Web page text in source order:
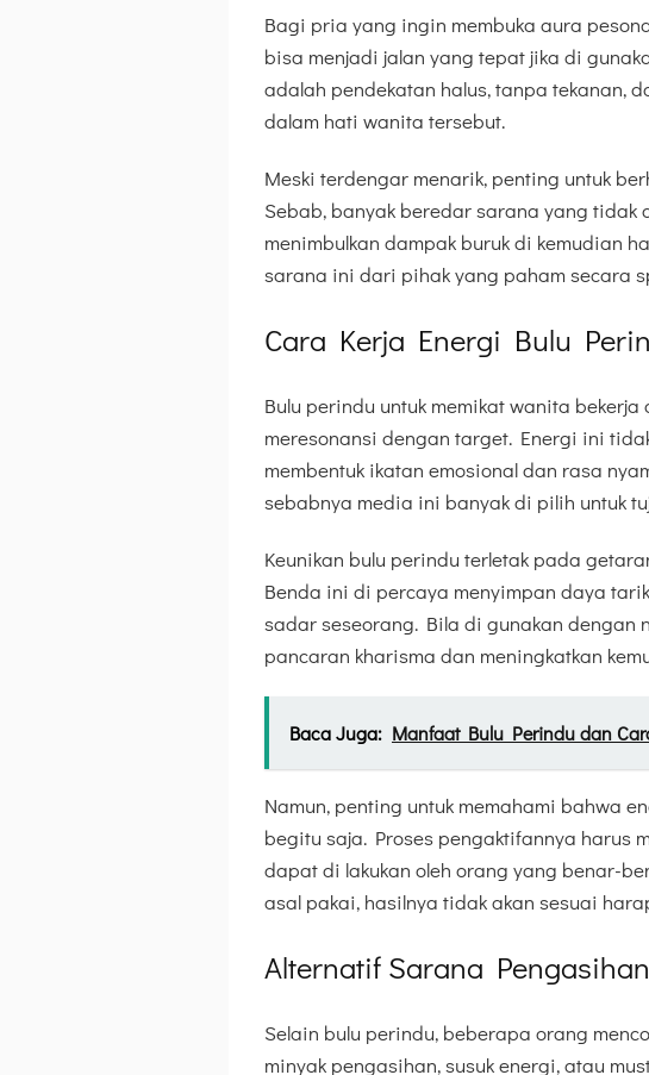
Bagi pria yang ingin membuka aura
bisa menjadi jalan yang tepat jika di
adalah pendekatan halus, tanpa tekanan,
dalam hati wanita tersebut.
Meski terdengar menarik, penting untuk
Sebab, banyak beredar sarana yang
menimbulkan dampak buruk di kemudian
sarana ini dari pihak yang paham secara
Cara Kerja Energi Bulu
Bulu perindu untuk memikat wanita
meresonansi dengan target. Energi ini
membentuk ikatan emosional dan rasa
sebabnya media ini banyak di pilih untuk
Keunikan bulu perindu terletak pada
Benda ini di percaya menyimpan daya
sadar seseorang. Bila di gunakan dengan
pancaran kharisma dan meningkatkan
Baca Juga: Manfaat Bulu Perindu dan
Namun, penting untuk memahami bahwa
begitu saja. Proses pengaktifannya harus
dapat di lakukan oleh orang yang benar-
asal pakai, hasilnya tidak akan sesuai
Alternatif Sarana
Selain bulu perindu, beberapa orang
minyak pengasihan, susuk energi, atau